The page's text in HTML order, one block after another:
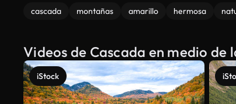
cascada montañas amarillo hermosa
Videos de Cascada en medio de
iStock